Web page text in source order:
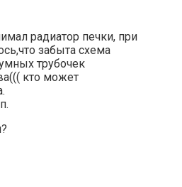
радиатор печки, при
забыта схема
трубочек
кто может